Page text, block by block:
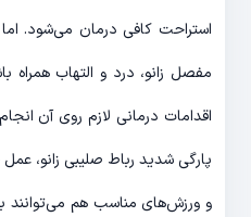
استراحت کافی درمان می‌شود.
مفصل زانو، درد و التهاب همراه
اقدامات درمانی لازم روی آن
پارگی شدید رباط صلیبی زانو،
و ورزش‌های مناسب هم می‌توانند